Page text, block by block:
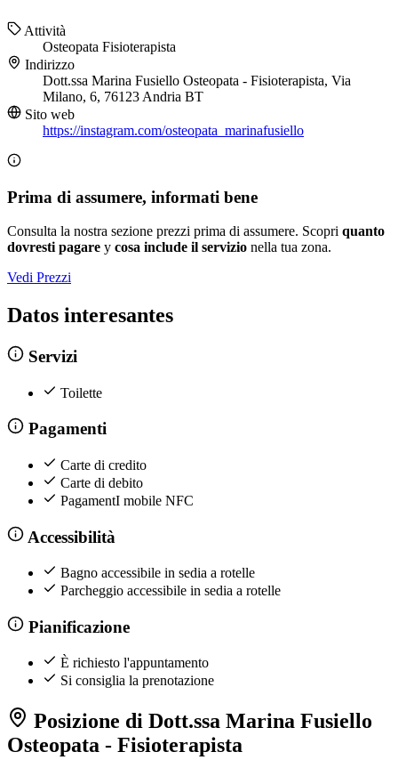
Attività
Osteopata Fisioterapista
Indirizzo
Dott.ssa Marina Fusiello Osteopata - Fisioterapista, Via
Milano, 6, 76123 Andria BT
Sito web
https://instagram.com/osteopata_marinafusiello
Prima di assumere, informati bene
Consulta la nostra sezione prezzi prima di assumere. Scopri quanto
dovresti pagare y cosa include il servizio nella tua zona.
Vedi Prezzi
Datos interesantes
Servizi
Toilette
Pagamenti
Carte di credito
Carte di debito
PagamentI mobile NFC
Accessibilità
Bagno accessibile in sedia a rotelle
Parcheggio accessibile in sedia a rotelle
Pianificazione
È richiesto l'appuntamento
Si consiglia la prenotazione
Posizione di Dott.ssa Marina Fusiello
Osteopata - Fisioterapista